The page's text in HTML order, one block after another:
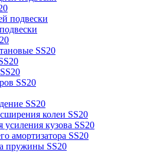
подвески
SS20
SS20
SS20
колеи SS20
усиления кузова SS20
амортизатора SS20
пружины SS20